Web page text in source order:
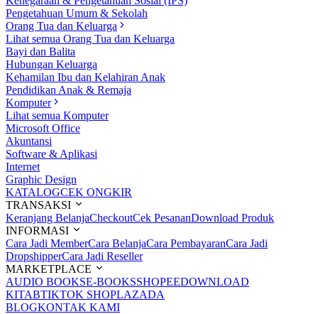
Pengetahuan Umum & Sekolah
Orang Tua dan Keluarga
Lihat semua Orang Tua dan Keluarga
Bayi dan Balita
Hubungan Keluarga
Kehamilan Ibu dan Kelahiran Anak
Pendidikan Anak & Remaja
Komputer
Lihat semua Komputer
Microsoft Office
Akuntansi
Software & Aplikasi
Internet
Graphic Design
KATALOGCEK ONGKIR
TRANSAKSI
Keranjang BelanjaCheckoutCek PesananDownload Produk
INFORMASI
Cara Jadi MemberCara BelanjaCara PembayaranCara Jadi
DropshipperCara Jadi Reseller
MARKETPLACE
AUDIO BOOKSE-BOOKSSHOPEEDOWNLOAD
KITABTIKTOK SHOPLAZADA
BLOGKONTAK KAMI